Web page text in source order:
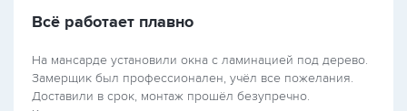
Всё работает плавно
На мансарде установили окна с ламинацией под дерево.
Замерщик был профессионален, учёл все пожелания.
Доставили в срок, монтаж прошёл безупречно.